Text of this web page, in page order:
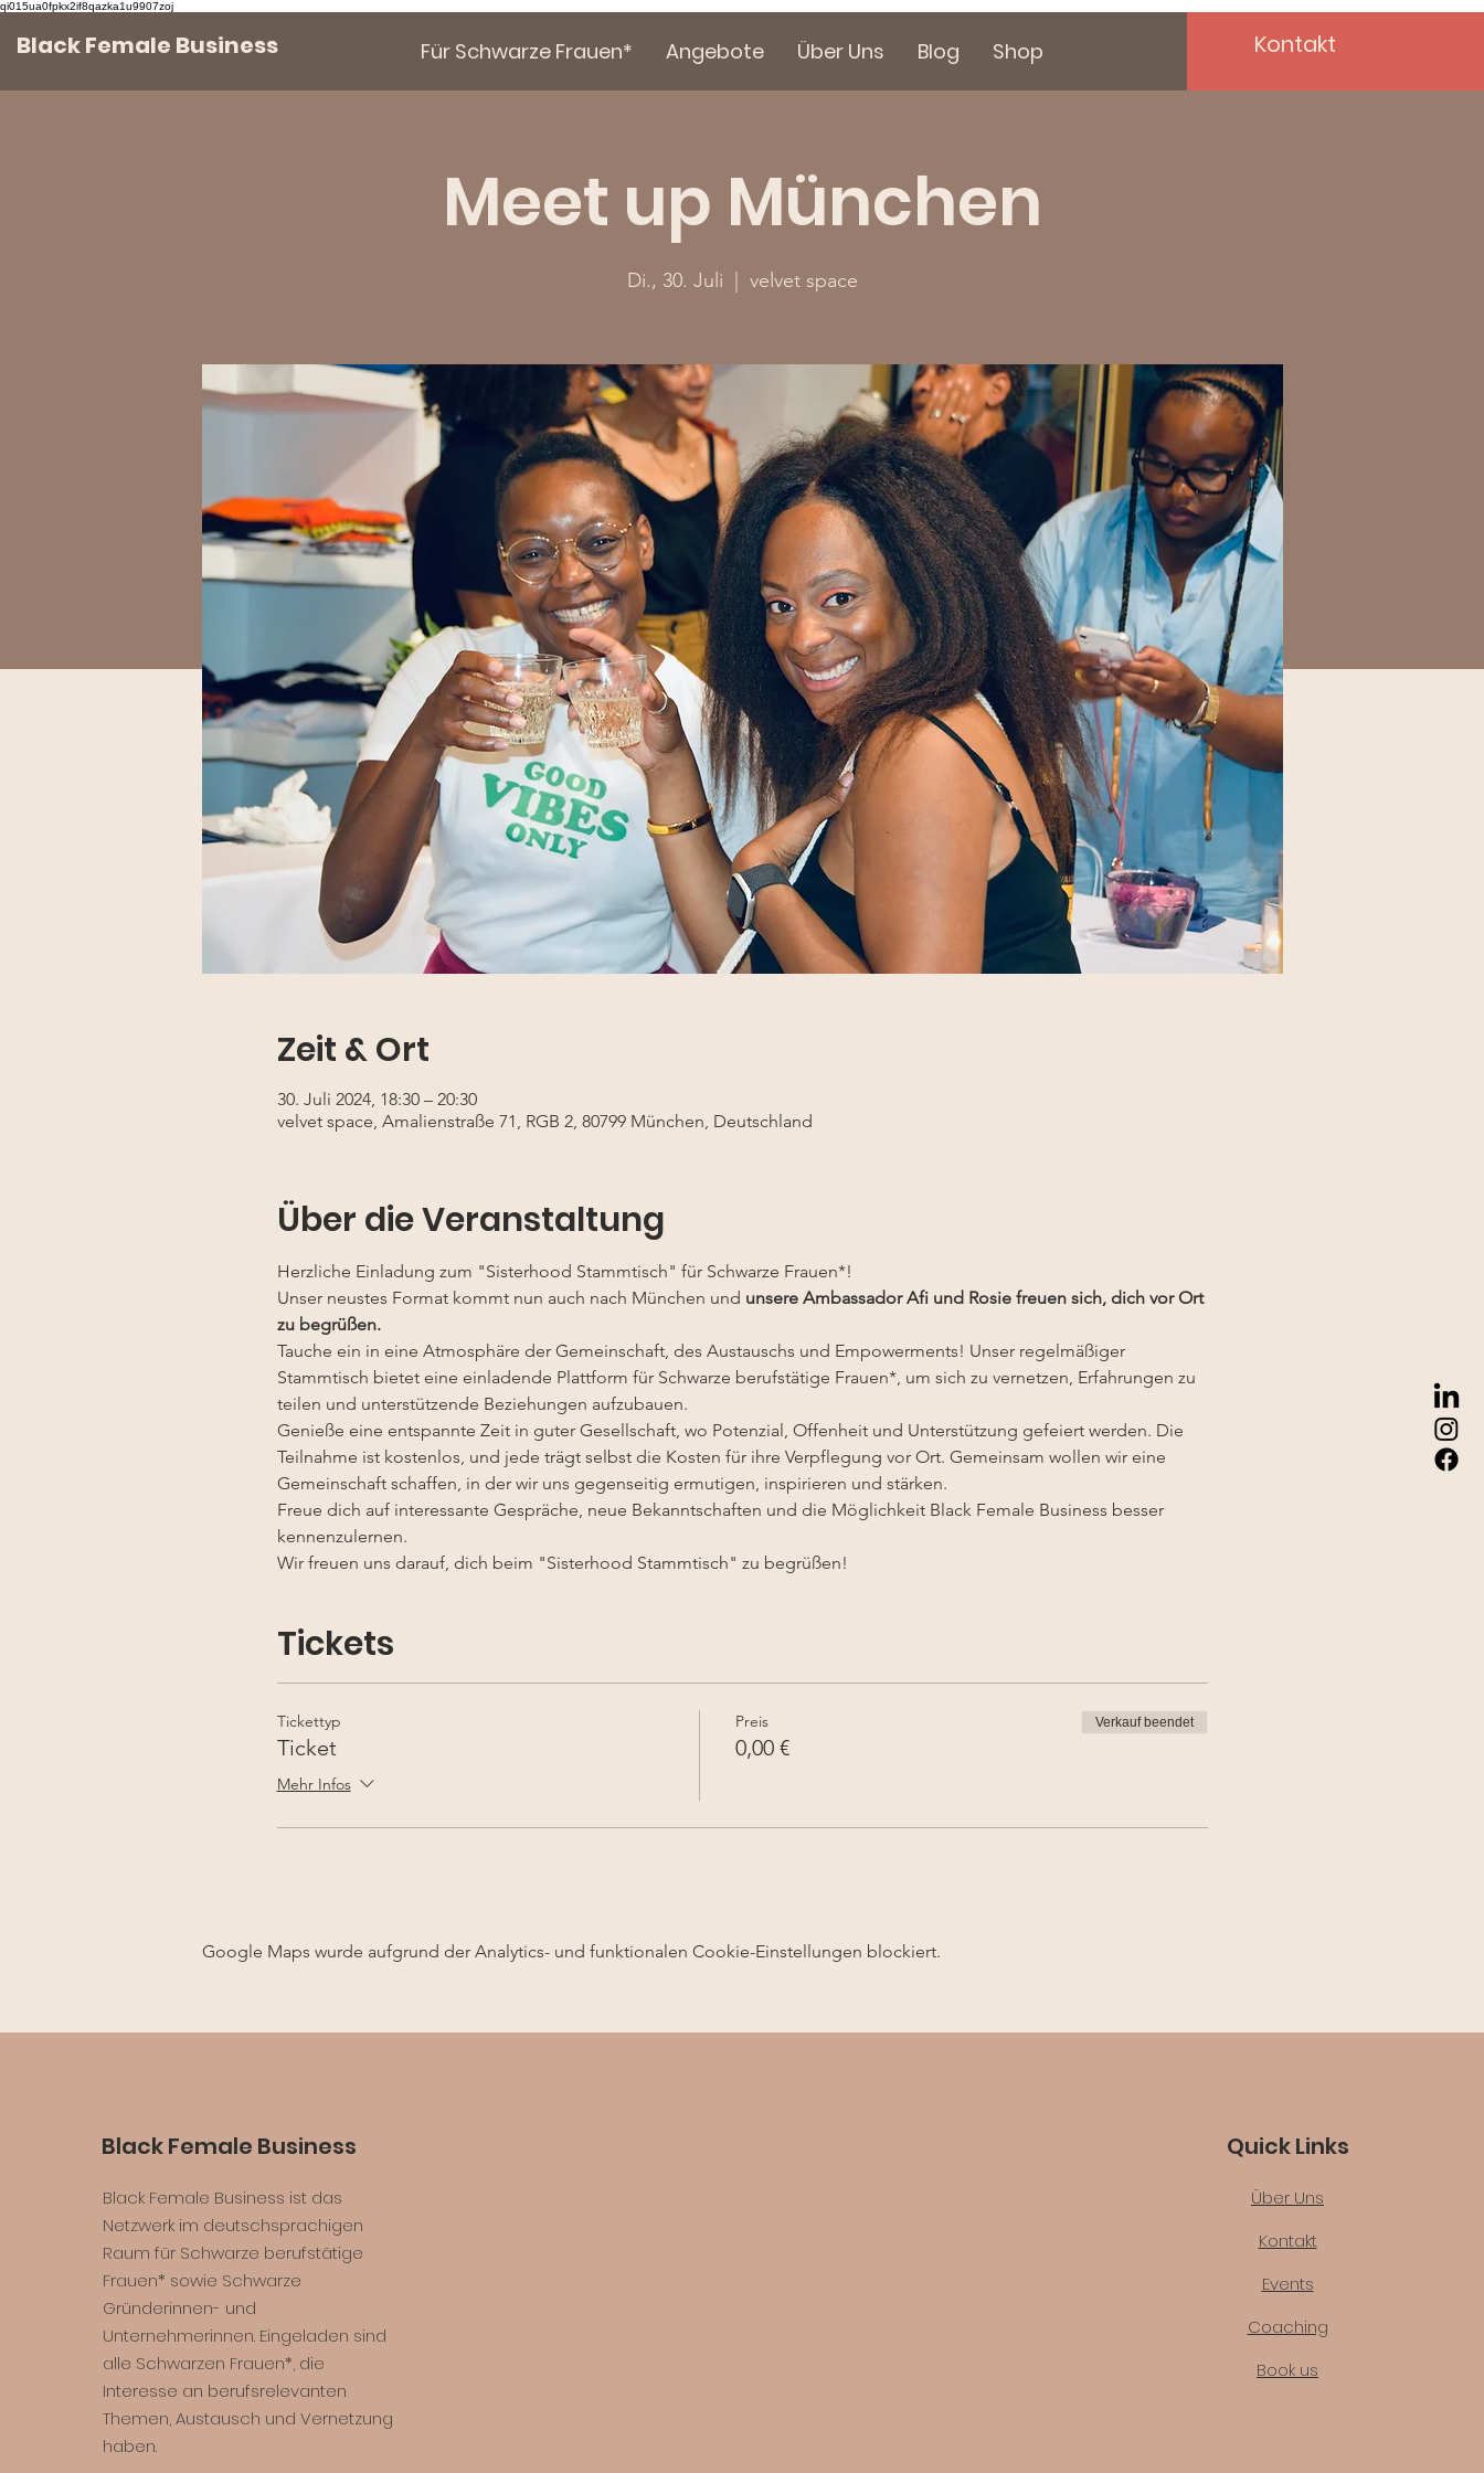
qi015ua0fpkx2if8qazka1u9907zoj
Black Female Business Für Schwarze Frauen* Angebote Über Uns Blog Shop Kontakt
Meet up München
Di., 30. Juli velvet space
Zeit & Ort
30. Juli 2024, 18:30 – 20:30
velvet space, Amalienstraße 71, RGB 2, 80799 München, Deutschland
Über die Veranstaltung
Herzliche Einladung zum "Sisterhood Stammtisch" für Schwarze Frauen*!
Unser neustes Format kommt nun auch nach München und unsere Ambassador Afi und Rosie freuen sich, dich vor Ort
zu begrüßen.
Tauche ein in eine Atmosphäre der Gemeinschaft, des Austauschs und Empowerments! Unser regelmäßiger
Stammtisch bietet eine einladende Plattform für Schwarze berufstätige Frauen*, um sich zu vernetzen, Erfahrungen zu
teilen und unterstützende Beziehungen aufzubauen.
Genieße eine entspannte Zeit in guter Gesellschaft, wo Potenzial, Offenheit und Unterstützung gefeiert werden. Die
Teilnahme ist kostenlos, und jede trägt selbst die Kosten für ihre Verpflegung vor Ort. Gemeinsam wollen wir eine
Gemeinschaft schaffen, in der wir uns gegenseitig ermutigen, inspirieren und stärken.
Freue dich auf interessante Gespräche, neue Bekanntschaften und die Möglichkeit Black Female Business besser
kennenzulernen.
Wir freuen uns darauf, dich beim "Sisterhood Stammtisch" zu begrüßen!
Tickets
Tickettyp
Ticket
Mehr Infos
Preis
0,00 €
Verkauf beendet
Google Maps wurde aufgrund der Analytics- und funktionalen Cookie-Einstellungen blockiert.
Black Female Business
Black Female Business ist das
Netzwerk im deutschsprachigen
Raum für Schwarze berufstätige
Frauen* sowie Schwarze
Gründerinnen- und
Unternehmerinnen. Eingeladen sind
alle Schwarzen Frauen*, die
Interesse an berufsrelevanten
Themen, Austausch und Vernetzung
haben.
Quick Links
Über Uns
Kontakt
Events
Coaching
Book us